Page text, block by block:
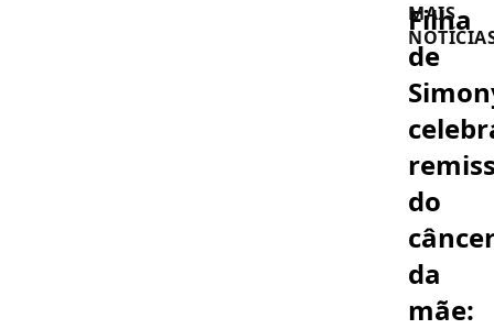
Filha
de
do
da
mãe:
MAIS
A
CASA
DO
PATRÃO
da
Casa
do
Patrão
explode
em
podcast
causa
CULTURA
World
Cosplay
Summit
chega
com